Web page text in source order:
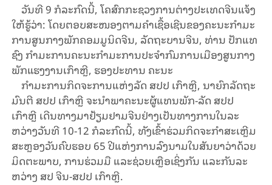
ວັນ​ທີ 9 ກໍ​ລະ​ກົດ​ນີ້, ໂຄ​ສົກ​ກະ​ຊວງ​ການ​ຕ່າງ​ປະ​ເທດ​ຈີນ​ແຈ້ງ​
ໃຫ້​ຮູ້​ວ່າ: ໂດຍຕອບສະໜອງຕາມຄຳເຊື້ອເຊີນຂອງຄະ​ນະ​ກຳ​ມະ​
ການ​ສູນ​ກາງ​ພັກ​ຄອມ​ມູ​ນິດ​ຈີນ, ລັດ​ຖະ​ບານ​ຈີນ, ທ່ານ​ ປັກ​ແທ​
ຊົງ ກຳ​ມະ​ການ​ຄະ​ນະ​ກຳ​ມະ​ການ​ປະ​ຈຳ​ກົມ​ການ​ເມືອງສູນ​ກາງ​
ພັກ​ແຮງ​ງານ​ເກົາຫຼີ, ຮອງ​ປະ​ທານ​ ຄະນະ
ກຳມະການກິດ​ຈະ​ການແຫ່ງລັດ ສປປ ເກົາຫຼີ, ນາ​ຍົກ​ລັດ​ຖະ​
ມົນ​ຕີ ສ​ປ​ປ ເກົາຫຼີ ຈະ​​ນຳ​ພາ​ຄະ​ນະ​ຜູ້​ແທນ​ພັກ-ລັດ ສ​ປ​ປ
ເກົາຫຼີ ເດີນ​ທາງ​ມາ​ຢ້ຽມ​ຢາມ​ຈີນຢ່າງ​ເປັນ​ທາງ​ການ​ໃນ​ລະ​
ຫວ່າງວັນ​ທີ 10-12 ກໍ​ລະ​ກົດ​ນີ້, ທັງ​ເຂົ້າ​ຮ່ວມ​ກິດ​ຈະ​ກຳ​ສະ​ເຫຼີມ​
ສະຫຼອງວັນ​ຄົບ​ຮອບ 65 ປີ​ແຫ່ງ​ການ​ລົງ​ນາມ​ໃນ​ສັນ​ຍາວ່າ​ດ້ວຍ
ມິດຕະພາບ, ​ການ​ຮ່ວມ​ມື ແລະ​ຊ່ວຍ​ເຫຼືອ​​ເຊິ່ງ​ກັນ ແລະກັນລະ​
ຫວ່າງ ສ​ປ​ ຈີນ-ສ​ປ​ປ ເກົາຫຼີ.